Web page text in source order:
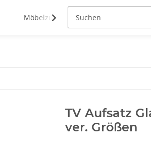
Möbelzubehör
TV Aufsatz
ver. Größen